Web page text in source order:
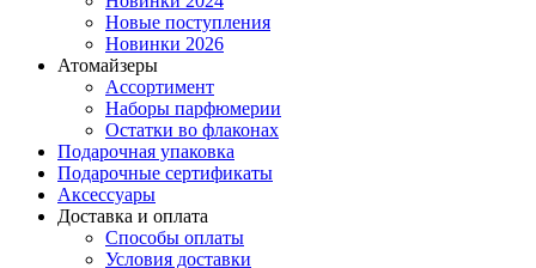
Новые поступления
Новинки 2026
Атомайзеры
Ассортимент
Наборы парфюмерии
Остатки во флаконах
Подарочная упаковка
Подарочные сертификаты
Аксессуары
Доставка и оплата
Способы оплаты
Условия доставки